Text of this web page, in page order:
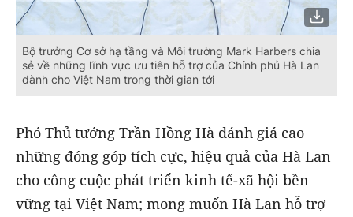
Bộ trưởng Cơ sở hạ tầng và Môi trường Mark Harbers chia
sẻ về những lĩnh vực ưu tiên hỗ trợ của Chính phủ Hà Lan
dành cho Việt Nam trong thời gian tới
Phó Thủ tướng Trần Hồng Hà đánh giá cao
những đóng góp tích cực, hiệu quả của Hà Lan
cho công cuộc phát triển kinh tế-xã hội bền
vững tại Việt Nam; mong muốn Hà Lan hỗ trợ